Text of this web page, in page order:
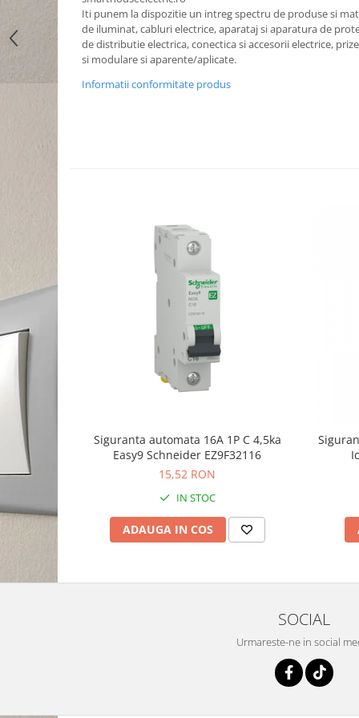
Iti punem la dispozitie un intreg spectru de produse si
de iluminat, cabluri electrice, aparataj si aparatura de
de distributie electrica, conectica si accesorii electrice,
si modulare si aparente/aplicate.
Informatii conformitate produs
Siguranta automata 16A 1P C 4,5ka
Easy9 Schneider EZ9F32116
15,52 RON
IN STOC
ADAUGA IN COS
SOCIAL
Urmareste-ne in social